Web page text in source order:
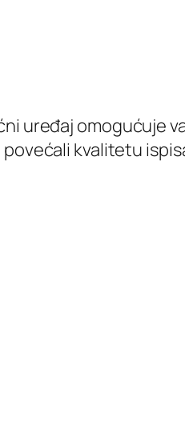
uređaj omogućuje
kvalitetu